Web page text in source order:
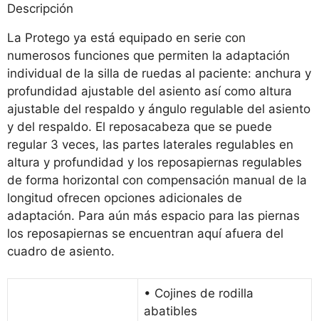
Descripción
La Protego ya está equipado en serie con
numerosos funciones que permiten la adaptación
individual de la silla de ruedas al paciente: anchura y
profundidad ajustable del asiento así como altura
ajustable del respaldo y ángulo regulable del asiento
y del respaldo. El reposacabeza que se puede
regular 3 veces, las partes laterales regulables en
altura y profundidad y los reposapiernas regulables
de forma horizontal con compensación manual de la
longitud ofrecen opciones adicionales de
adaptación. Para aún más espacio para las piernas
los reposapiernas se encuentran aquí afuera del
cuadro de asiento.
• Cojines de rodilla
abatibles